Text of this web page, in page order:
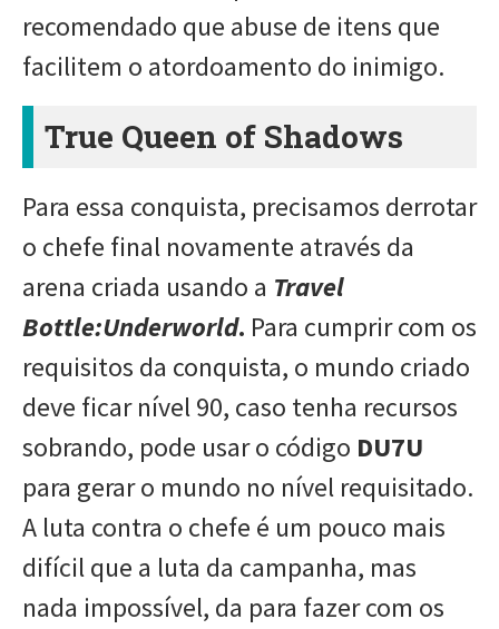
recomendado que abuse de itens que
facilitem o atordoamento do inimigo.
True Queen of Shadows
Para essa conquista, precisamos derrotar
o chefe final novamente através da
arena criada usando a Travel
Bottle:Underworld. Para cumprir com os
requisitos da conquista, o mundo criado
deve ficar nível 90, caso tenha recursos
sobrando, pode usar o código DU7U
para gerar o mundo no nível requisitado.
A luta contra o chefe é um pouco mais
difícil que a luta da campanha, mas
nada impossível, da para fazer com os